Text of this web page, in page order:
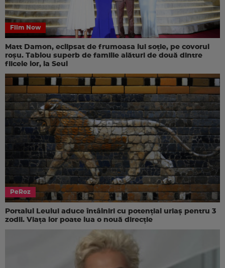
Film Now
Matt Damon, eclipsat de frumoasa lui soție, pe covorul
roșu. Tablou superb de familie alături de două dintre
fiicele lor, la Seul
PeRoz
Portalul Leului aduce întâlniri cu potențial uriaș pentru 3
zodii. Viața lor poate lua o nouă direcție